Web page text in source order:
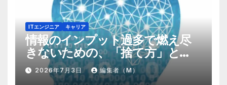
ITエンジニア キャリア
情報のインプット過多で燃え尽
きないための、「捨て方」と
「情報の絞り方」
2026年7月3日 編集者（M）